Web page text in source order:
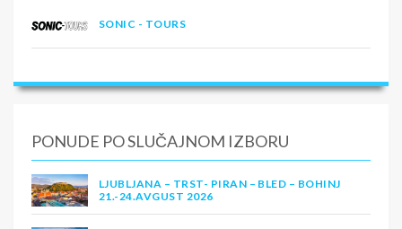
SONIC - TOURS
PONUDE PO SLUČAJNOM IZBORU
LJUBLJANA – TRST- PIRAN – BLED – BOHINJ
21.-24.AVGUST 2026